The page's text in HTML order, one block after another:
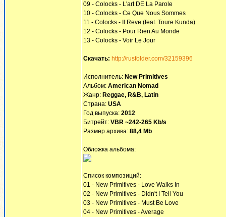
09 - Colocks - L'art DE La Parole
10 - Colocks - Ce Que Nous Sommes
11 - Colocks - Il Reve (feat. Toure Kunda)
12 - Colocks - Pour Rien Au Monde
13 - Colocks - Voir Le Jour
Скачать: http://rusfolder.com/32159396
Исполнитель: New Primitives
Альбом: American Nomad
Жанр: Reggae, R&B, Latin
Страна: USA
Год выпуска: 2012
Битрейт: VBR ~242-265 Kb/s
Размер архива: 88,4 Mb
Обложка альбома:
Список композиций:
01 - New Primitives - Love Walks In
02 - New Primitives - Didn't I Tell You
03 - New Primitives - Must Be Love
04 - New Primitives - Average